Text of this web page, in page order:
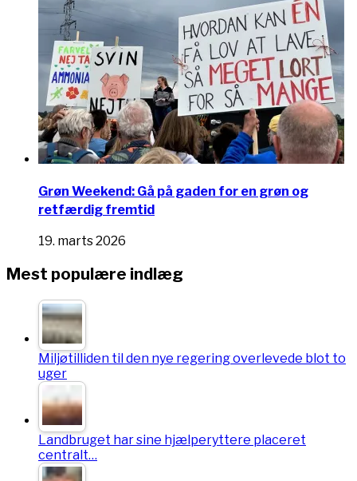
Grøn Weekend: Gå på gaden for en grøn og
retfærdig fremtid
19. marts 2026
Mest populære indlæg
Miljøtilliden til den nye regering overlevede blot to
uger
Landbruget har sine hjælperyttere placeret
centralt…